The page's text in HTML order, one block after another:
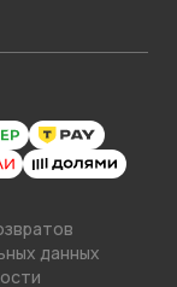
данных